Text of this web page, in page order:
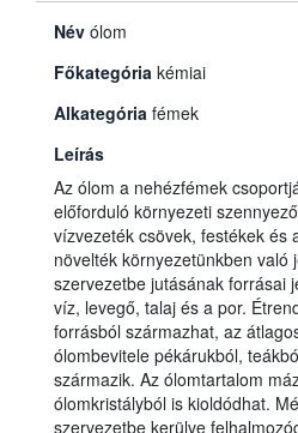
Név ólom
Főkategória kémiai
Alkategória fémek
Leírás
Az ólom a nehézfémek
előforduló környezeti
vízvezeték csövek, festékek és
növelték környezetünkben való
szervezetbe jutásának forrásai
víz, levegő, talaj és a por.
forrásból származhat, az
ólombevitele pékárukból,
származik. Az ólomtartalom
ólomkristályból is kioldódhat.
szervezetbe kerülve